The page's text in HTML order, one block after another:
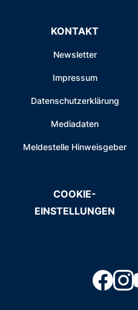
KONTAKT
Newsletter
Impressum
Datenschutzerklärung
Mediadaten
Meldestelle Hinweisgeber
COOKIE-
EINSTELLUNGEN